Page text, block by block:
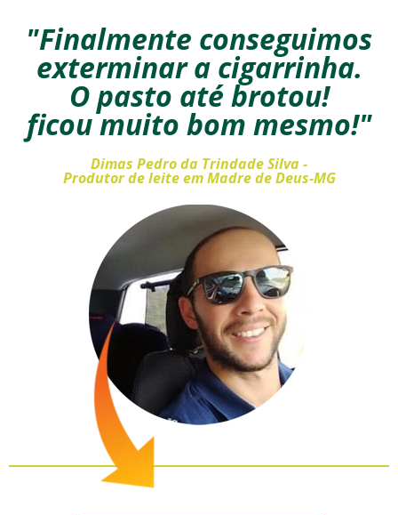
"Finalmente conseguimos
exterminar a cigarrinha.
O pasto até brotou!
ficou muito bom mesmo!"
Dimas Pedro da Trindade Silva -
Produtor de leite em Madre de Deus-MG